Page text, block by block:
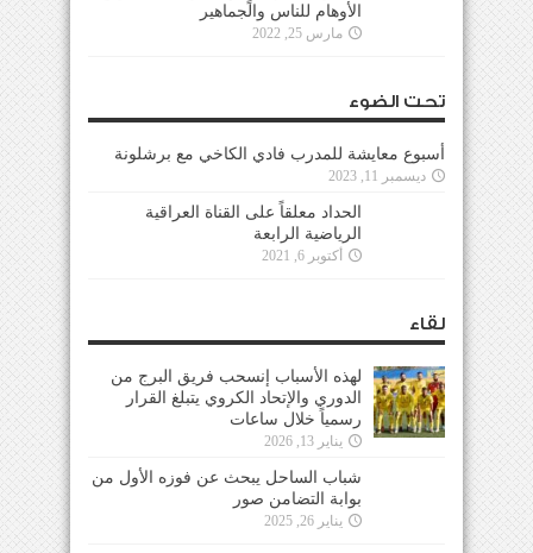
الأوهام للناس والجماهير
مارس 25, 2022
تحت الضوء
أسبوع معايشة للمدرب فادي الكاخي مع برشلونة
ديسمبر 11, 2023
الحداد معلقاً على القناة العراقية
الرياضية الرابعة
أكتوبر 6, 2021
لقاء
لهذه الأسباب إنسحب فريق البرج من
الدوري والإتحاد الكروي يتبلغ القرار
رسمياً خلال ساعات
يناير 13, 2026
شباب الساحل يبحث عن فوزه الأول من
بوابة التضامن صور
يناير 26, 2025